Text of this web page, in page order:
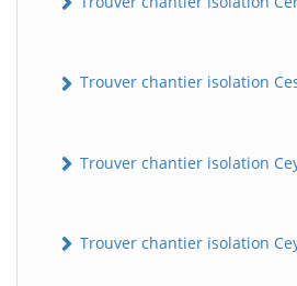
Trouver chantier isolation
Trouver chantier isolation
Trouver chantier isolation